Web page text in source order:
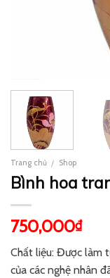
Trang chủ / Shop
Bình hoa
750,000₫
Chất liệu: Được làm
của các nghệ nhân